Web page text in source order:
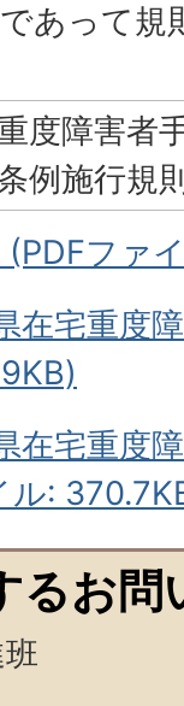
あって規
度障害者
例施行規
ファ
在宅重度
在宅重度
ル:
るお問